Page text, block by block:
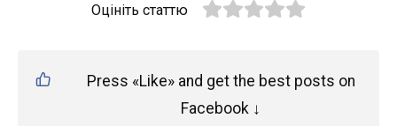
Оцініть статтю
Press «Like» and get the best posts on
Facebook ↓